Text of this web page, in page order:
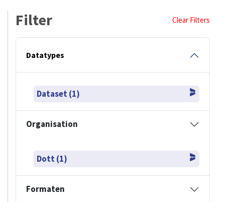
Filter Clear Filters
Datatypes
Dataset (1)
Organisation
Dott (1)
Formaten